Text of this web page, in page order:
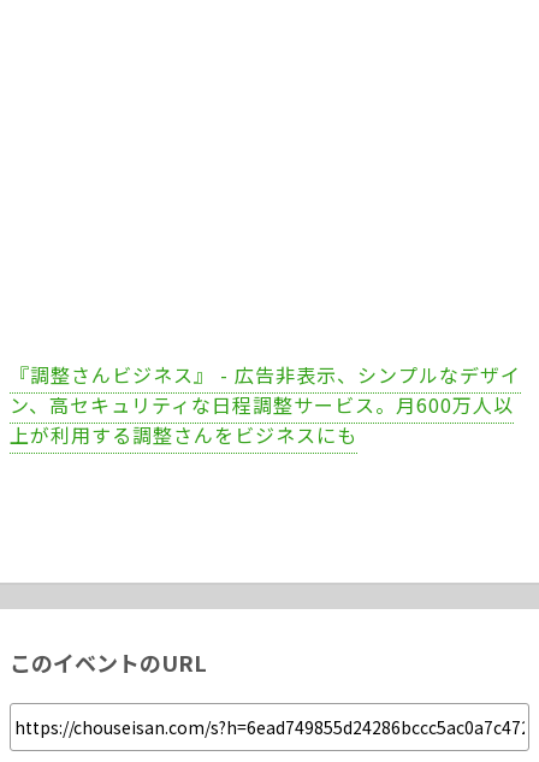
『調整さんビジネス』 - 広告非表示、シンプルなデザイ
ン、高セキュリティな日程調整サービス。月600万人以
上が利用する調整さんをビジネスにも
このイベントのURL